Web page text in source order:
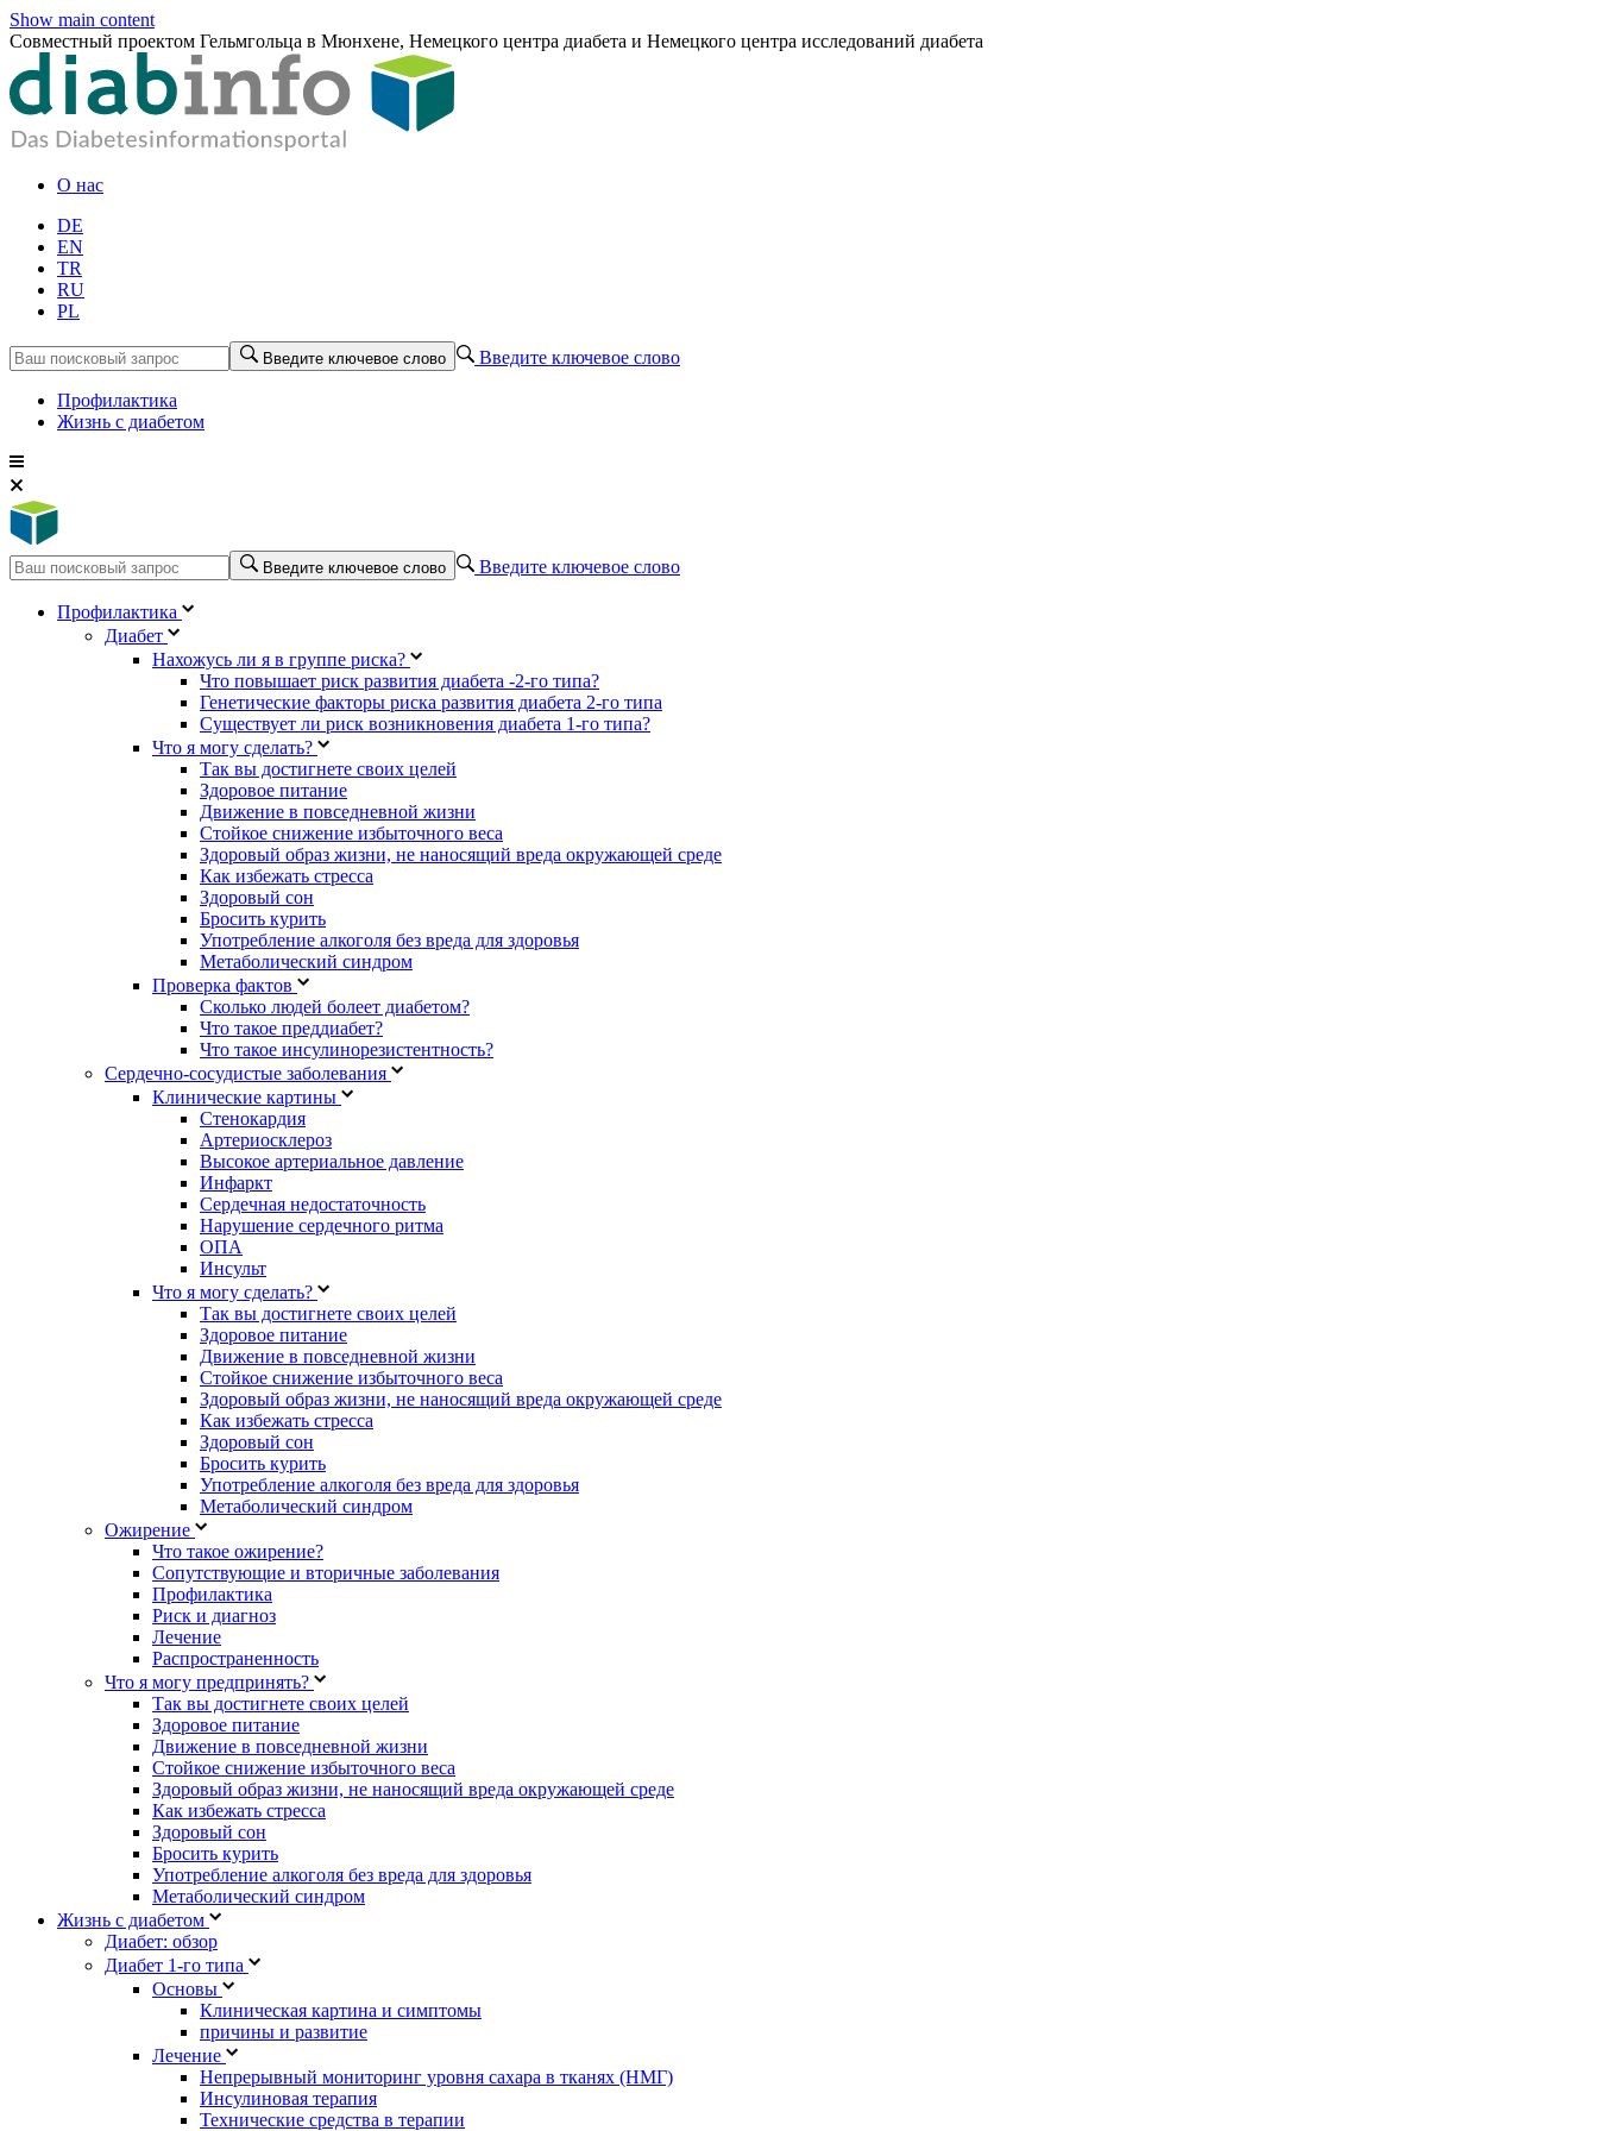
Show main content
Совместный проектом Гельмгольца в Мюнхене, Немецкого центра диабета и Немецкого центра исследований диабета
О нас
DE
EN
TR
RU
PL
Введите ключевое слово Введите ключевое слово
Профилактика
Жизнь с диабетом
Введите ключевое слово Введите ключевое слово
Профилактика
Диабет
Нахожусь ли я в группе риска?
Что повышает риск развития диабета -2-го типа?
Генетические факторы риска развития диабета 2-го типа
Существует ли риск возникновения диабета 1-го типа?
Что я могу сделать?
Так вы достигнете своих целей
Здоровое питание
Движение в повседневной жизни
Стойкое снижение избыточного веса
Здоровый образ жизни, не наносящий вреда окружающей среде
Как избежать стресса
Здоровый сон
Бросить курить
Употребление алкоголя без вреда для здоровья
Метаболический синдром
Проверка фактов
Сколько людей болеет диабетом?
Что такое преддиабет?
Что такое инсулинорезистентность?
Сердечно-сосудистые заболевания
Клинические картины
Стенокардия
Артериосклероз
Высокое артериальное давление
Инфаркт
Сердечная недостаточность
Нарушение сердечного ритма
ОПА
Инсульт
Что я могу сделать?
Так вы достигнете своих целей
Здоровое питание
Движение в повседневной жизни
Стойкое снижение избыточного веса
Здоровый образ жизни, не наносящий вреда окружающей среде
Как избежать стресса
Здоровый сон
Бросить курить
Употребление алкоголя без вреда для здоровья
Метаболический синдром
Ожирение
Что такое ожирение?
Сопутствующие и вторичные заболевания
Профилактика
Риск и диагноз
Лечение
Распространенность
Что я могу предпринять?
Так вы достигнете своих целей
Здоровое питание
Движение в повседневной жизни
Стойкое снижение избыточного веса
Здоровый образ жизни, не наносящий вреда окружающей среде
Как избежать стресса
Здоровый сон
Бросить курить
Употребление алкоголя без вреда для здоровья
Метаболический синдром
Жизнь с диабетом
Диабет: обзор
Диабет 1-го типа
Основы
Клиническая картина и симптомы
причины и развитие
Лечение
Непрерывный мониторинг уровня сахара в тканях (НМГ)
Инсулиновая терапия
Технические средства в терапии